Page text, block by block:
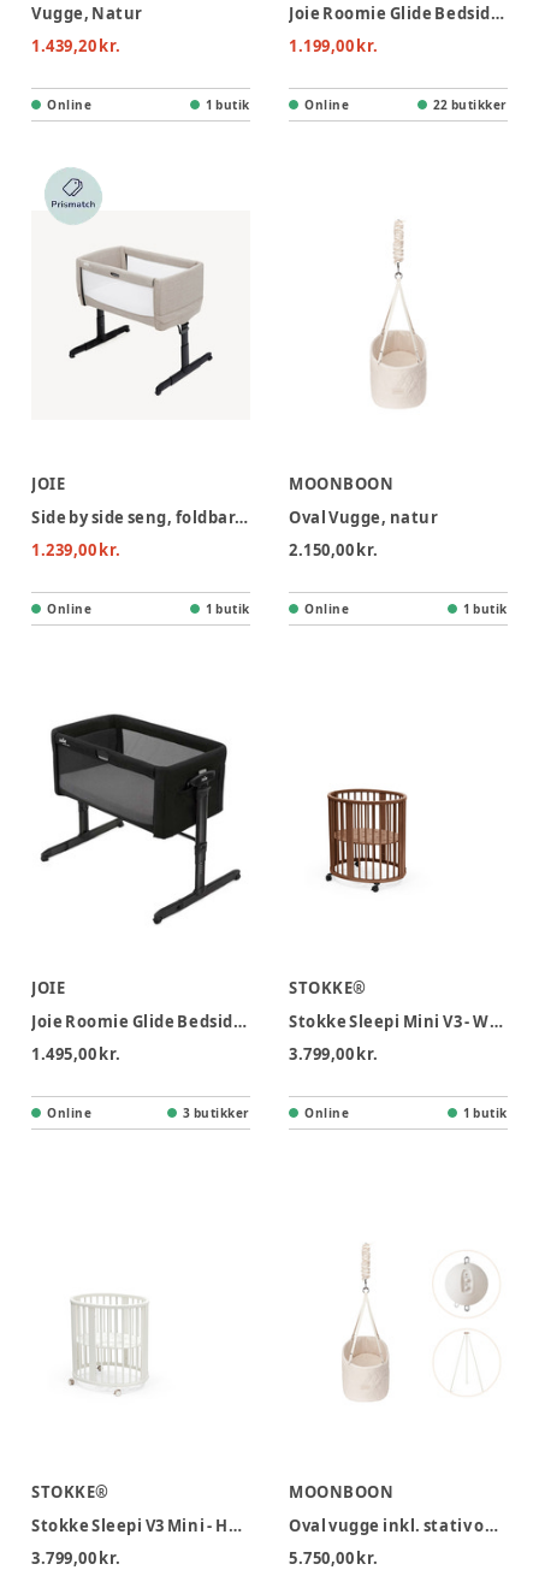
Vugge, Natur
1.439,20 kr.
Online 1 butik
Joie Roomie Glide Bedside Crib - Almond
1.199,00 kr.
Online 22 butikker
JOIE
Side by side seng, foldbar, Roomie go, beige
1.239,00 kr.
Online 1 butik
MOONBOON
Oval Vugge, natur
2.150,00 kr.
Online 1 butik
JOIE
Joie Roomie Glide Bedside Crib - Shale
1.495,00 kr.
Online 3 butikker
STOKKE®
Stokke Sleepi Mini V3 - Warm Brown
3.799,00 kr.
Online 1 butik
STOKKE®
Stokke Sleepi V3 Mini - Hvid
3.799,00 kr.
MOONBOON
Oval vugge inkl. stativ og motor - Natur
5.750,00 kr.